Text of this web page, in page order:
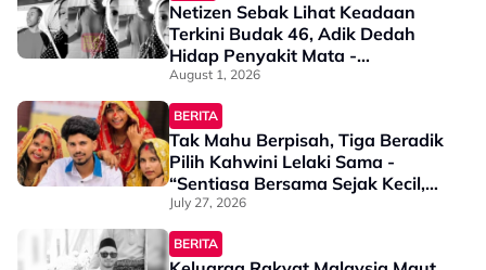
Netizen Sebak Lihat Keadaan
Terkini Budak 46, Adik Dedah
Hidap Penyakit Mata -
“Penglihatan Dia Memang Slowly
Makin Tak Nampak…”
August 1, 2026
BERITA
Tak Mahu Berpisah, Tiga Beradik
Pilih Kahwini Lelaki Sama -
“Sentiasa Bersama Sejak Kecil,
Tak Dapat Bayangkan Hidup
Berjauhan”
July 27, 2026
BERITA